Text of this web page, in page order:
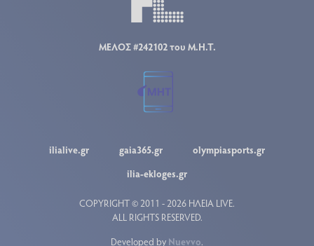
ΜΕΛΟΣ #242102 του Μ.Η.Τ.
ilialive.gr gaia365.gr
olympiasports.gr
ilia-ekloges.gr
COPYRIGHT © 2011 - 2026 ΗΛΕΙΑ LIVE.
ALL RIGHTS RESERVED.
Developed by Nuevvo.